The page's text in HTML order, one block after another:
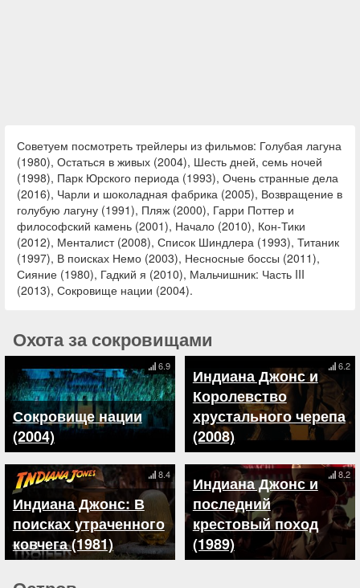
Советуем посмотреть трейлеры из фильмов: Голубая лагуна
(1980), Остаться в живых (2004), Шесть дней, семь ночей
(1998), Парк Юрского периода (1993), Очень странные дела
(2016), Чарли и шоколадная фабрика (2005), Возвращение в
голубую лагуну (1991), Пляж (2000), Гарри Поттер и
философский камень (2001), Начало (2010), Кон-Тики
(2012), Менталист (2008), Список Шиндлера (1993), Титаник
(1997), В поисках Немо (2003), Несносные боссы (2011),
Сияние (1980), Гадкий я (2010), Мальчишник: Часть III
(2013), Сокровище нации (2004).
Охота за сокровищами
Сокровище нации
(2004)
6.9
Индиана Джонс и
Королевство
хрустального черепа
(2008)
6.2
Индиана Джонс: В
поисках утраченного
ковчега (1981)
8.4
Индиана Джонс и
последний
крестовый поход
(1989)
8.2